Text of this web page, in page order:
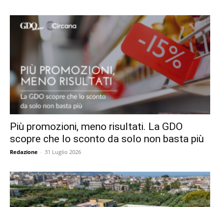
Più promozioni, meno risultati. La GDO
scopre che lo sconto da solo non basta più
Redazione - 31 Luglio 2026